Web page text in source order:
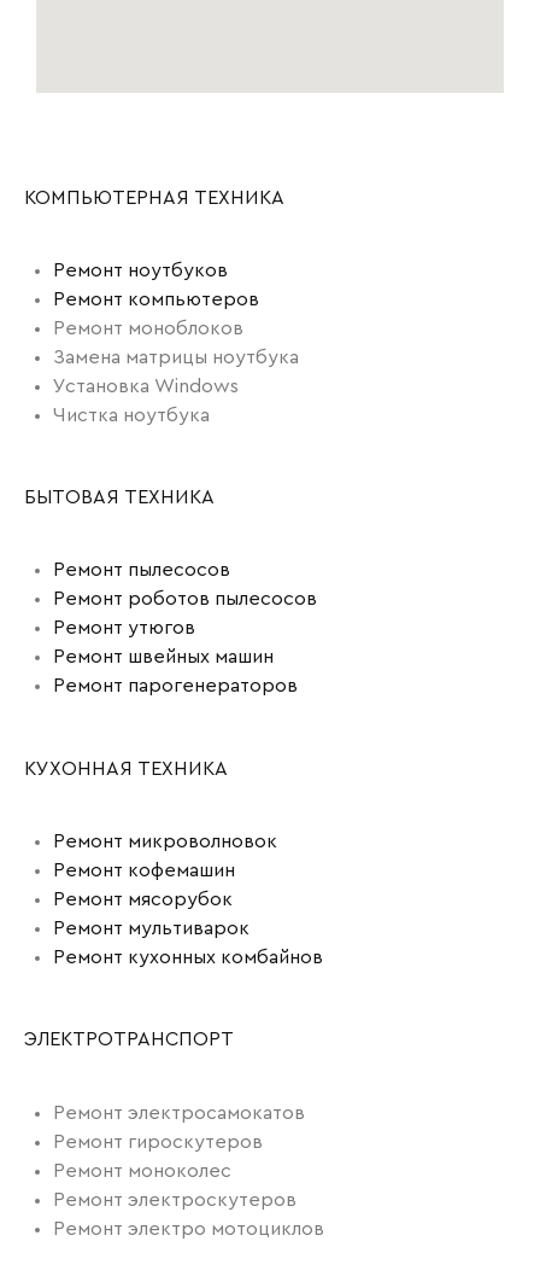
КОМПЬЮТЕРНАЯ ТЕХНИКА
Ремонт ноутбуков
Ремонт компьютеров
Ремонт моноблоков
Замена матрицы ноутбука
Установка Windows
Чистка ноутбука
БЫТОВАЯ ТЕХНИКА
Ремонт пылесосов
Ремонт роботов пылесосов
Ремонт утюгов
Ремонт швейных машин
Ремонт парогенераторов
КУХОННАЯ ТЕХНИКА
Ремонт микроволновок
Ремонт кофемашин
Ремонт мясорубок
Ремонт мультиварок
Ремонт кухонных комбайнов
ЭЛЕКТРОТРАНСПОРТ
Ремонт электросамокатов
Ремонт гироскутеров
Ремонт моноколес
Ремонт электроскутеров
Ремонт электро мотоциклов